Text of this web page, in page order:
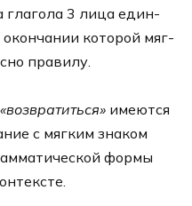
гла­го­ла 3 лица един­
окон­ча­нии кото­рой мяг­
пра­ви­лу.
«воз­вра­тить­ся» име­ют­ся
с мяг­ким зна­ком
фор­мы